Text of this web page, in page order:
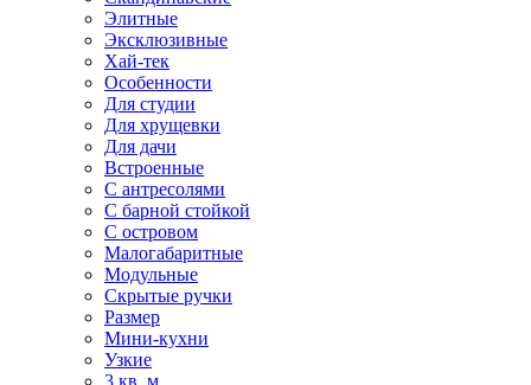
Элитные
Эксклюзивные
Хай-тек
Особенности
Для студии
Для хрущевки
Для дачи
Встроенные
С антресолями
С барной стойкой
С островом
Малогабаритные
Модульные
Скрытые ручки
Размер
Мини-кухни
Узкие
3 кв. м.